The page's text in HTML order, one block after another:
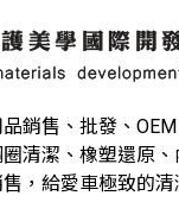
銷售、批發、
清潔、橡塑還原
，給愛車極致的清